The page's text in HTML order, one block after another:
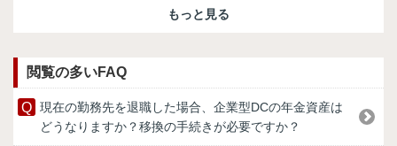
もっと見る
閲覧の多いFAQ
現在の勤務先を退職した場合、企業型DCの年金資産は
どうなりますか？移換の手続きが必要ですか？